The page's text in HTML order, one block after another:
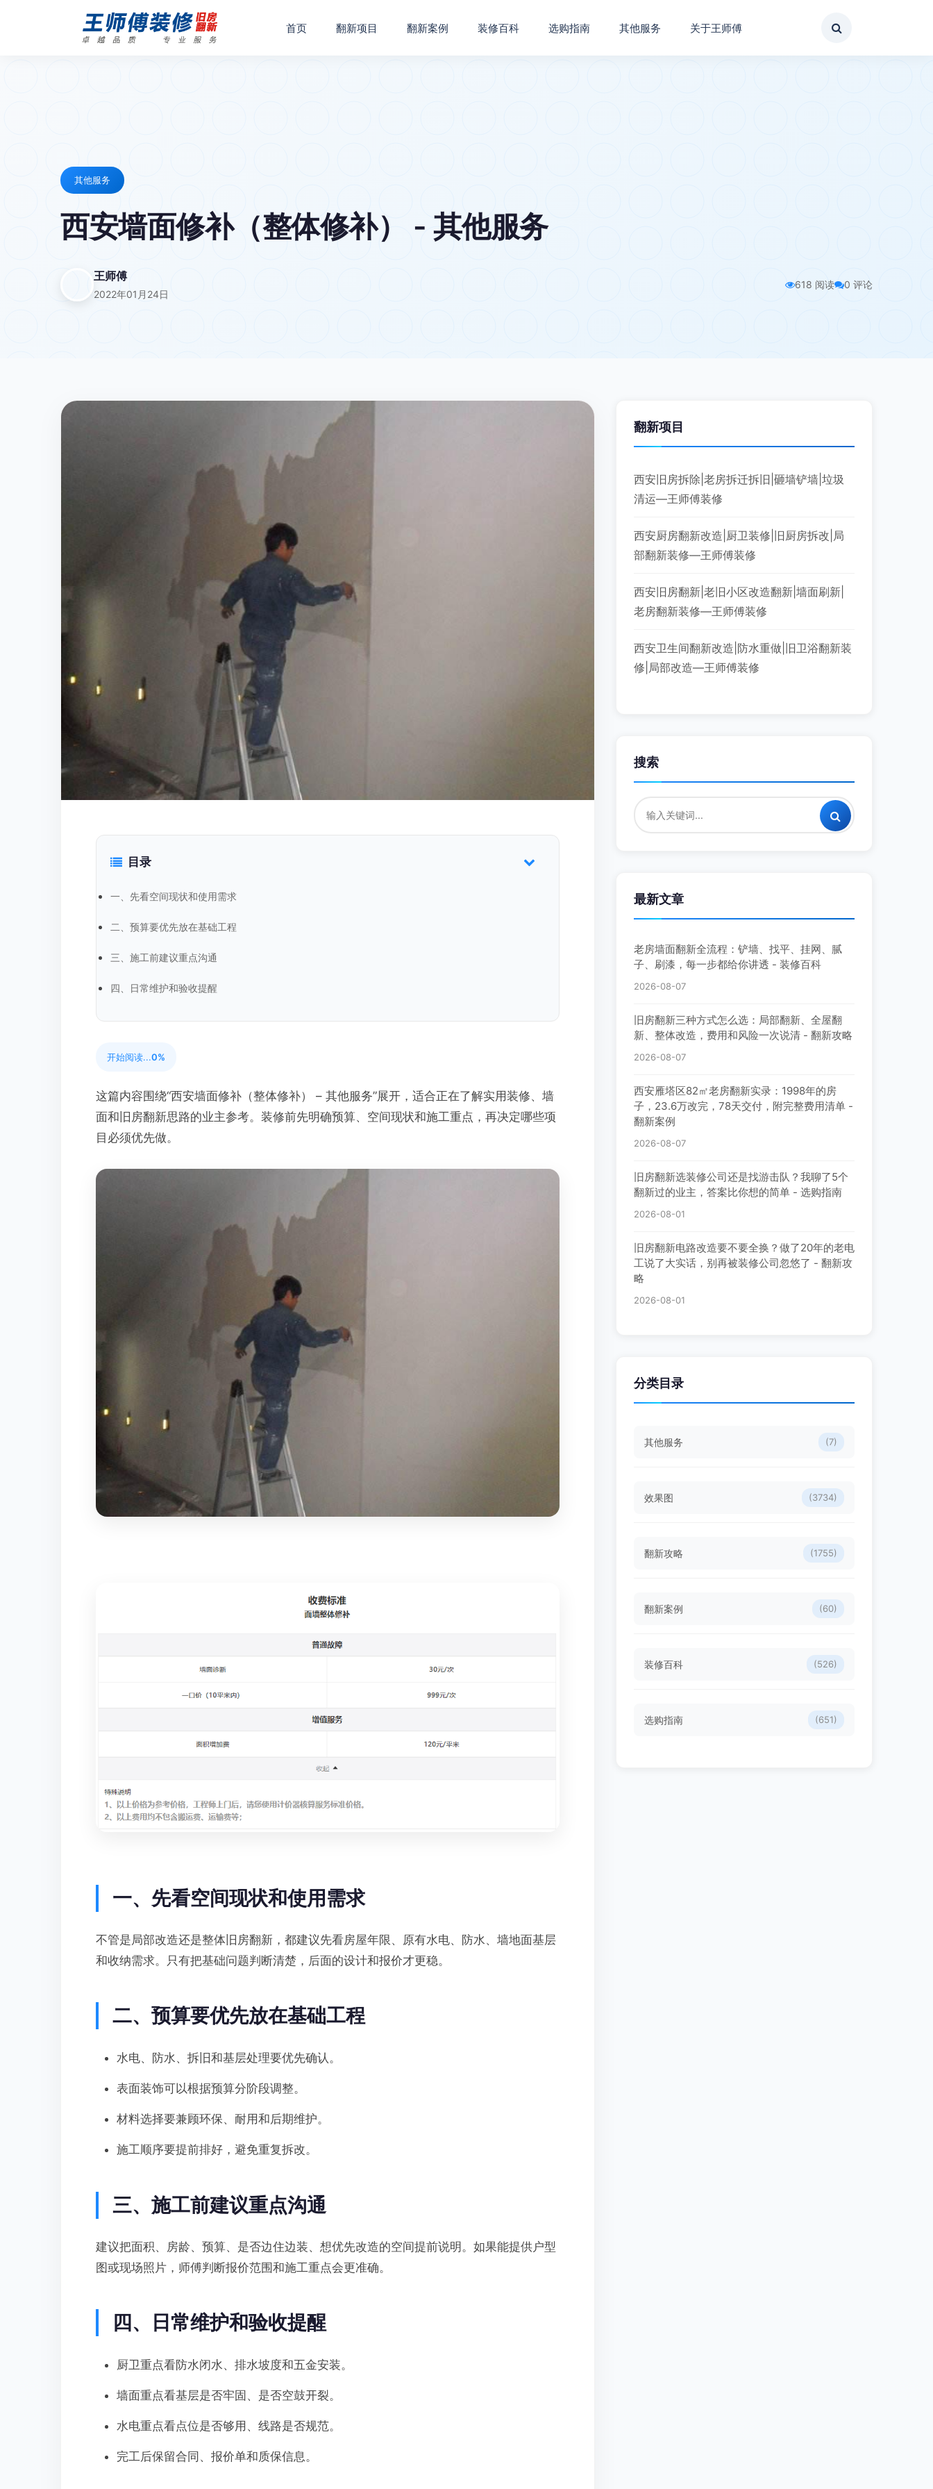
首页 翻新项目 翻新案例 装修百科 选购指南 其他服务 关于王师傅
其他服务
西安墙面修补（整体修补） - 其他服务
王师傅
2022年01月24日
618 阅读 0 评论
目录
一、先看空间现状和使用需求
二、预算要优先放在基础工程
三、施工前建议重点沟通
四、日常维护和验收提醒
开始阅读...0%
这篇内容围绕“西安墙面修补（整体修补） – 其他服务”展开，适合正在了解实用装修、墙
面和旧房翻新思路的业主参考。装修前先明确预算、空间现状和施工重点，再决定哪些项
目必须优先做。
一、先看空间现状和使用需求
不管是局部改造还是整体旧房翻新，都建议先看房屋年限、原有水电、防水、墙地面基层
和收纳需求。只有把基础问题判断清楚，后面的设计和报价才更稳。
二、预算要优先放在基础工程
水电、防水、拆旧和基层处理要优先确认。
表面装饰可以根据预算分阶段调整。
材料选择要兼顾环保、耐用和后期维护。
施工顺序要提前排好，避免重复拆改。
三、施工前建议重点沟通
建议把面积、房龄、预算、是否边住边装、想优先改造的空间提前说明。如果能提供户型
图或现场照片，师傅判断报价范围和施工重点会更准确。
四、日常维护和验收提醒
厨卫重点看防水闭水、排水坡度和五金安装。
墙面重点看基层是否牢固、是否空鼓开裂。
水电重点看点位是否够用、线路是否规范。
完工后保留合同、报价单和质保信息。
翻新项目
西安旧房拆除|老房拆迁拆旧|砸墙铲墙|垃圾
清运—王师傅装修
西安厨房翻新改造|厨卫装修|旧厨房拆改|局
部翻新装修—王师傅装修
西安旧房翻新|老旧小区改造翻新|墙面刷新|
老房翻新装修—王师傅装修
西安卫生间翻新改造|防水重做|旧卫浴翻新装
修|局部改造—王师傅装修
搜索
最新文章
老房墙面翻新全流程：铲墙、找平、挂网、腻
子、刷漆，每一步都给你讲透 - 装修百科
2026-08-07
旧房翻新三种方式怎么选：局部翻新、全屋翻
新、整体改造，费用和风险一次说清 - 翻新攻略
2026-08-07
西安雁塔区82㎡老房翻新实录：1998年的房
子，23.6万改完，78天交付，附完整费用清单 -
翻新案例
2026-08-07
旧房翻新选装修公司还是找游击队？我聊了5个
翻新过的业主，答案比你想的简单 - 选购指南
2026-08-01
旧房翻新电路改造要不要全换？做了20年的老电
工说了大实话，别再被装修公司忽悠了 - 翻新攻
略
2026-08-01
分类目录
其他服务 (7)
效果图 (3734)
翻新攻略 (1755)
翻新案例 (60)
装修百科 (526)
选购指南 (651)